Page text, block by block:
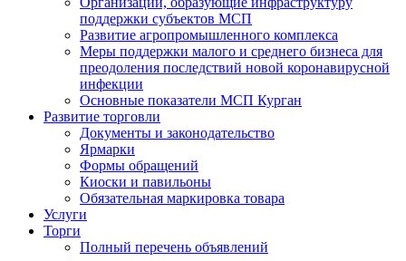
поддержки субъектов МСП
Развитие агропромышленного комплекса
Меры поддержки малого и среднего бизнеса для
преодоления последствий новой коронавирусной
инфекции
Основные показатели МСП Курган
Развитие торговли
Документы и законодательство
Ярмарки
Формы обращений
Киоски и павильоны
Обязательная маркировка товара
Услуги
Торги
Полный перечень объявлений